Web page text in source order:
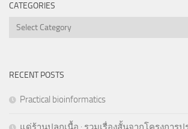
CATEGORIES
Categories
RECENT POSTS
Practical bioinformatics